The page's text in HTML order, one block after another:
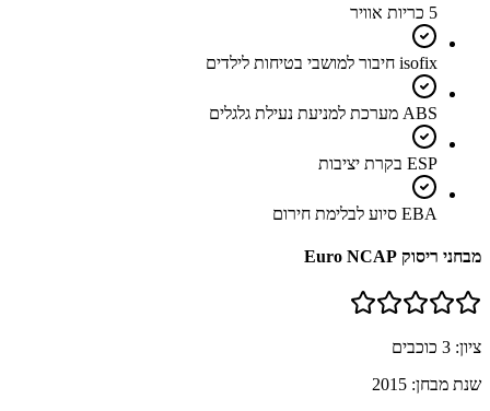
5 כריות אוויר
isofix חיבור למושבי בטיחות לילדים
ABS מערכת למניעת נעילת גלגלים
ESP בקרת יציבות
EBA סיוע לבלימת חירום
מבחני ריסוק Euro NCAP
ציון: 3 כוכבים
שנת מבחן: 2015